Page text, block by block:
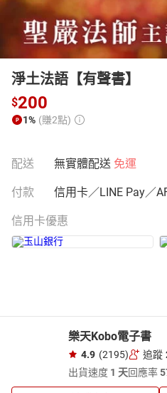
淨土法語【有聲書】
$200
1% (賺2點)
配送 無實體配送 免運
付款 信用卡／LINE Pay／
信用卡優惠
樂天Kobo電子書
4.9 (2195) 追蹤
出貨速度 1 天回應率